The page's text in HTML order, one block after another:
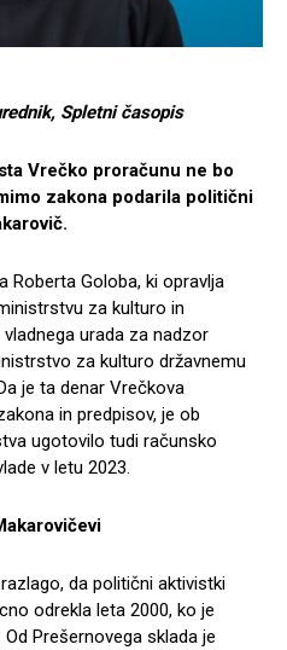
Spletni časopis
Vrečko proračunu ne bo
zakona podarila politični
Roberta Goloba, ki opravlja
za kulturo in
urada za nadzor
za kulturo državnemu
je ta denar Vrečkova
in predpisov, je ob
ugotovilo tudi računsko
v letu 2023.
da politični aktivistki
odrekla leta 2000, ko je
Prešernovega sklada je